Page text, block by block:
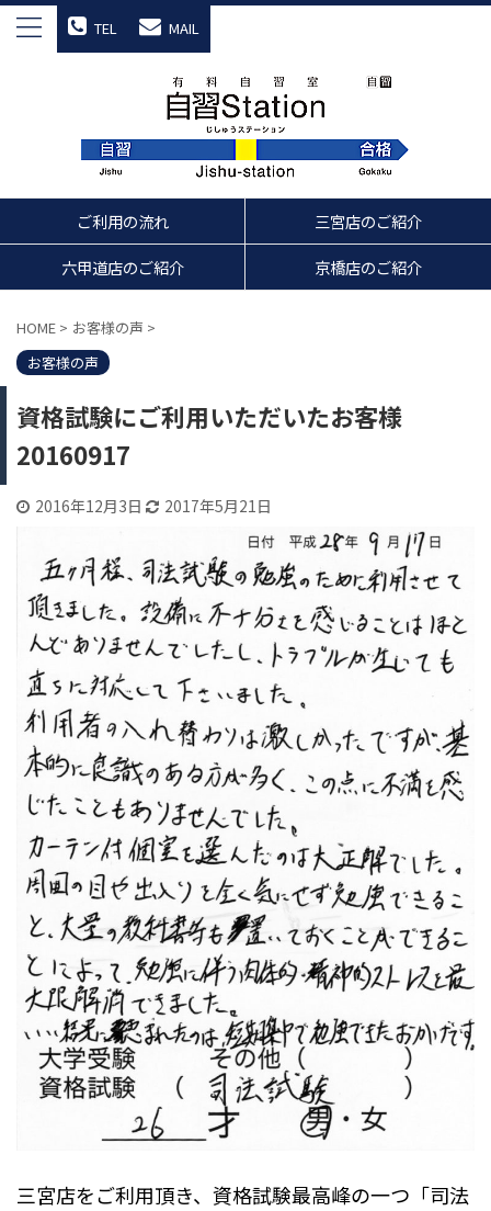
TEL MAIL
ご利用の流れ
三宮店のご紹介
六甲道店のご紹介
京橋店のご紹介
HOME > お客様の声 >
お客様の声
資格試験にご利用いただいたお客様
20160917
2016年12月3日 2017年5月21日
三宮店をご利用頂き、資格試験最高峰の一つ「司法